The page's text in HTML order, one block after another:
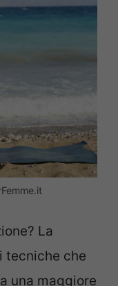
La
tecniche che
una maggiore